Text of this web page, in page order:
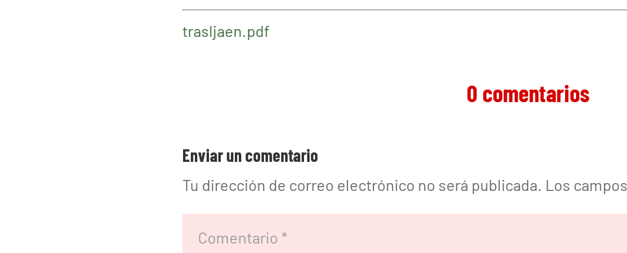
trasljaen.pdf
0 comentarios
Enviar un comentario
Tu dirección de correo electrónico no será publicada. Los